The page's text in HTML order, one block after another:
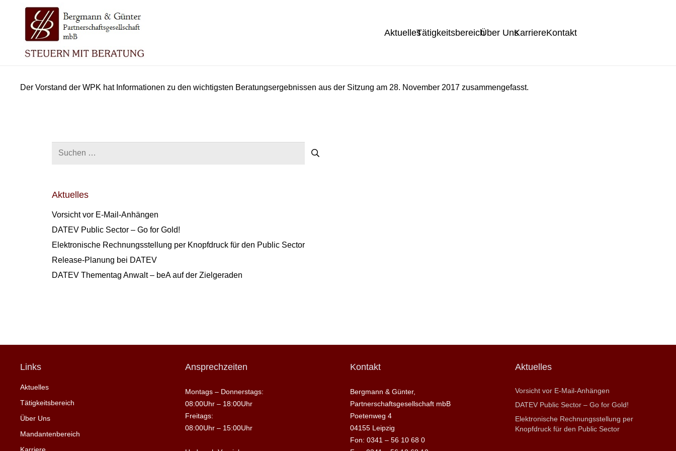
AktuellesTätigkeitsbereichÜber UnsKarriereKontakt
Der Vorstand der WPK hat Informationen zu den wichtigsten Beratungsergebnissen aus der Sitzung am 28. November 2017 zusammengefasst.
Aktuelles
Vorsicht vor E-Mail-Anhängen
DATEV Public Sector – Go for Gold!
Elektronische Rechnungsstellung per Knopfdruck für den Public Sector
Release-Planung bei DATEV
DATEV Thementag Anwalt – beA auf der Zielgeraden
Links
Aktuelles
Tätigkeitsbereich
Über Uns
Mandantenbereich
Ansprechzeiten
Montags – Donnerstags:
08:00Uhr – 18:00Uhr
Freitags:
08:00Uhr – 15:00Uhr
Kontakt
Bergmann & Günter,
Partnerschaftsgesellschaft mbB
Poetenweg 4
04155 Leipzig
Fon: 0341 – 56 10 68 0
Aktuelles
Vorsicht vor E-Mail-Anhängen
DATEV Public Sector – Go for Gold!
Elektronische Rechnungsstellung per
Knopfdruck für den Public Sector